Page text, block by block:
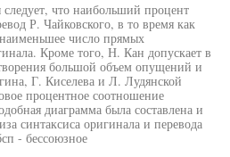
что наибольший процент
Р. Чайковского, в то время как
число прямых
Кроме того, Н. Кан допускает в
большой объем опущений и
Г. Киселева и Л. Лудянской
процентное соотношение
диаграмма была составлена и
синтаксиса оригинала и перевода
- бессоюзное